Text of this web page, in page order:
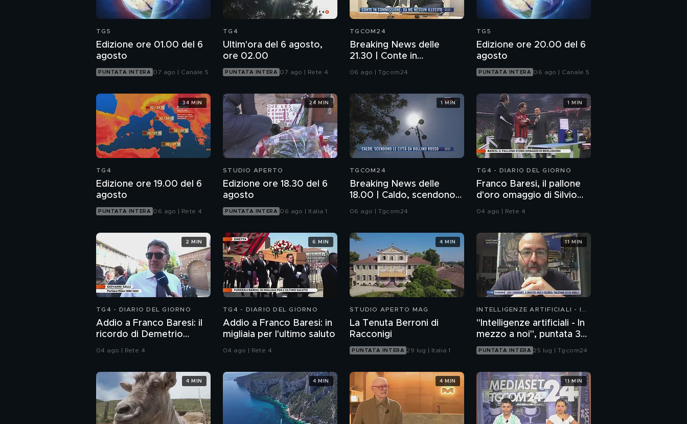
TG5
Edizione ore 01.00 del 6
agosto
PUNTATA INTERA 07 ago | Canale 5
TG4
Ultim'ora del 6 agosto,
ore 02.00
PUNTATA INTERA 07 ago | Rete 4
TGCOM24
Breaking News delle
21.30 | Conte in
Commissione: da me
06 ago | Tgcom24
TG5
Edizione ore 20.00 del 6
agosto
PUNTATA INTERA 06 ago | Canale 5
TG4
Edizione ore 19.00 del 6
agosto
PUNTATA INTERA 06 ago | Rete 4
34 MIN
STUDIO APERTO
Edizione ore 18.30 del 6
agosto
PUNTATA INTERA 06 ago | Italia 1
24 MIN
TGCOM24
Breaking News delle
18.00 | Caldo, scendono
le città da bollino rosso
06 ago | Tgcom24
1 MIN
TG4 - DIARIO DEL GIORNO
Franco Baresi, il pallone
d'oro omaggio di Silvio
Berlusconi
04 ago | Rete 4
1 MIN
TG4 - DIARIO DEL GIORNO
Addio a Franco Baresi: il
ricordo di Demetrio
Albertini, Clarence
04 ago | Rete 4
2 MIN
TG4 - DIARIO DEL GIORNO
Addio a Franco Baresi: in
migliaia per l'ultimo saluto
04 ago | Rete 4
6 MIN
STUDIO APERTO MAG
La Tenuta Berroni di
Racconigi
PUNTATA INTERA 29 lug | Italia 1
4 MIN
INTELLIGENZE ARTIFICIALI - IN
"Intelligenze artificiali - In
mezzo a noi", puntata 35:
il progetto Glasswing
PUNTATA INTERA 25 lug | Tgcom24
11 MIN
4 MIN 4 MIN 4 MIN 11 MIN